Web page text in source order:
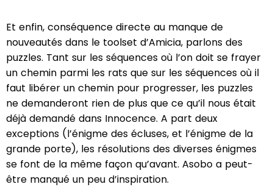
Et enfin, conséquence directe au manque de
nouveautés dans le toolset d’Amicia, parlons des
puzzles. Tant sur les séquences où l’on doit se frayer
un chemin parmi les rats que sur les séquences où il
faut libérer un chemin pour progresser, les puzzles
ne demanderont rien de plus que ce qu’il nous était
déjà demandé dans Innocence. A part deux
exceptions (l’énigme des écluses, et l’énigme de la
grande porte), les résolutions des diverses énigmes
se font de la même façon qu’avant. Asobo a peut-
être manqué un peu d’inspiration.